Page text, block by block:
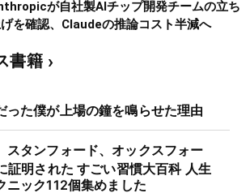
が自社製AIチップ開発チームの立ち
を確認、Claudeの推論コスト半減へ
書籍
った僕が上場の鐘を鳴らせた理由
スタンフォード、オックスフォー
証明された すごい習慣大百科 人生
ニック112個集めました